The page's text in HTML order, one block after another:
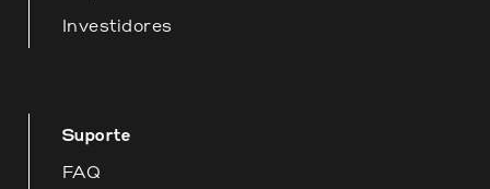
Investidores
Suporte
FAQ